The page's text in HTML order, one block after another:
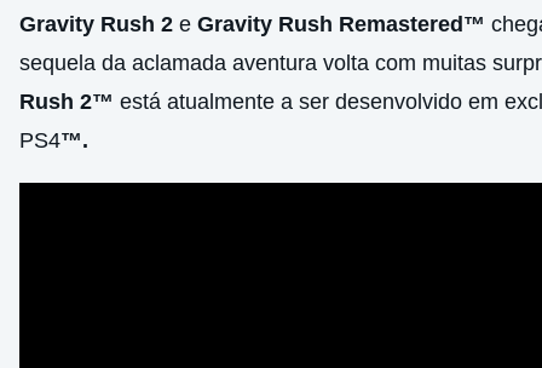
Gravity Rush 2 e Gravity Rush Remastered™
sequela da aclamada aventura volta com muitas
Rush 2™ está atualmente a ser desenvolvido em
PS4™.